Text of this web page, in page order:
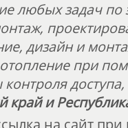
любых задач по
дизайн и
при
край и
на сайт